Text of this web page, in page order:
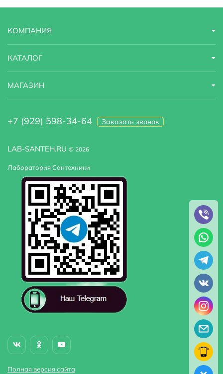
LAB-SANTEH.RU © 2026
Лаборатория Сантехники
Полная версия сайта
КОМПАНИЯ
КАТАЛОГ
МАГАЗИН
+7 (929) 598-34-64 Заказать звонок